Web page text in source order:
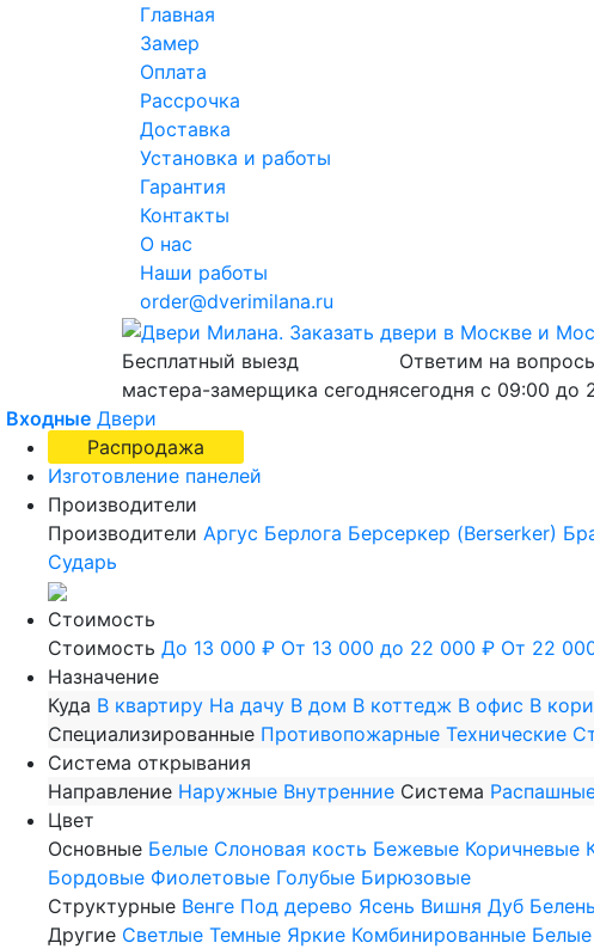
Главная
Замер
Оплата
Рассрочка
Доставка
Установка и работы
Гарантия
Контакты
О нас
Наши работы
order@dverimilana.ru
Бесплатный выезд
мастера-замерщика сегодня
Ответим на
сегодня с 09:00 до
Входные Двери
Распродажа
Изготовление панелей
Производители
Производители Аргус Берлога Берсеркер (Berserker)
Сударь
Стоимость
Стоимость До 13 000 ₽ От 13 000 до 22 000 ₽ От 22
Назначение
Куда В квартиру На дачу В дом В коттедж В офис В
Специализированные Противопожарные Технические
Система открывания
Направление Наружные Внутренние Система
Цвет
Основные Белые Слоновая кость Бежевые Коричневые
Бордовые Фиолетовые Голубые Бирюзовые
Структурные Венге Под дерево Ясень Вишня Дуб
Другие Светлые Темные Яркие Комбинированные